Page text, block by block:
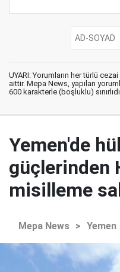
UYARI: Yorumların her türlü
aittir. Mepa News, yapılan
600 karakterle (boşluklu)
Yemen'de
güçlerinden
misilleme
Mepa News > Yemen